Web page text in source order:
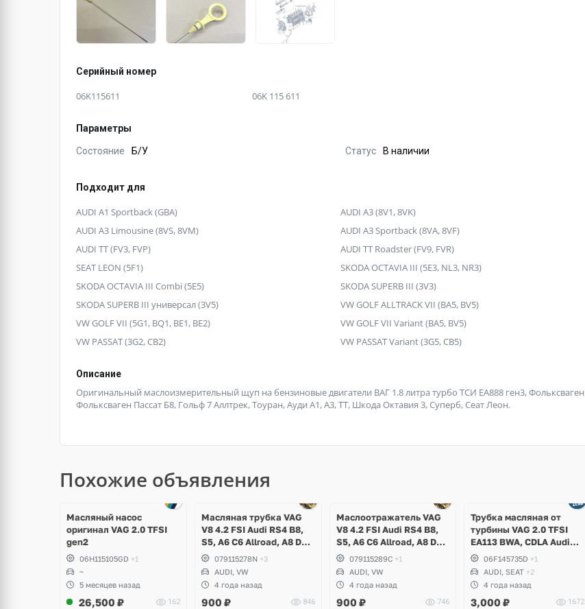
Серийный номер
06K115611 06K 115 611
Параметры
Состояние Б/У Статус В наличии
Подходит для
AUDI A1 Sportback (GBA)
AUDI A3 (8V1, 8VK)
AUDI A3 Limousine (8VS, 8VM)
AUDI A3 Sportback (8VA, 8VF)
AUDI TT (FV3, FVP)
AUDI TT Roadster (FV9, FVR)
SEAT LEON (5F1)
SKODA OCTAVIA III (5E3, NL3, NR3)
SKODA OCTAVIA III Combi (5E5)
SKODA SUPERB III (3V3)
SKODA SUPERB III универсал (3V5)
VW GOLF ALLTRACK VII (BA5, BV5)
VW GOLF VII (5G1, BQ1, BE1, BE2)
VW GOLF VII Variant (BA5, BV5)
VW PASSAT (3G2, CB2)
VW PASSAT Variant (3G5, CB5)
Описание
Оригинальный маслоизмерительный щуп на бензиновые двигатели ВАГ 1.8 литра турбо ТСИ ЕА888 ген3, Фольксваген
Фольксваген Пассат Б8, Гольф 7 Аллтрек, Тоуран, Ауди А1, А3, ТТ, Шкода Октавия 3, Суперб, Сеат Леон.
Похожие объявления
Масляный насос
оригинал VAG 2.0 TFSI
gen2
06H115105GD +1
~
5 месяцев назад
26,500 ₽ 162
Масляная трубка VAG
V8 4.2 FSI Audi RS4 B8,
S5, A6 C6 Allroad, A8 D3,
Q7, Volkswagen Touareg
079115278N +3
AUDI, VW
4 года назад
900 ₽ 846
Маслоотражатель VAG
V8 4.2 FSI Audi RS4 B8,
S5, A6 C6 Allroad, A8 D3,
Q7, Volkswagen Touareg
079115289C +1
AUDI, VW
4 года назад
900 ₽ 746
Трубка масляная от
турбины VAG 2.0 TFSI
EA113 BWA, CDLA Audi
A3, TT, Volkswagen Golf
V GTI, Passat B6, Eos,
Skoda Octavia A5 RS,
Seat Leon Cupra
06F145735D +1
AUDI, SEAT +2
4 года назад
3,000 ₽ 1672